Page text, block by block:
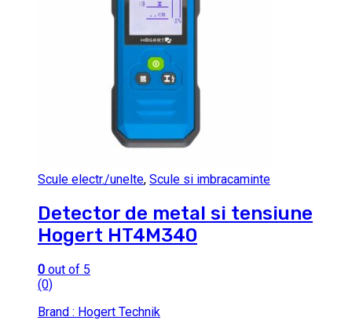
Scule electr./unelte, Scule si imbracaminte
Detector de metal si tensiune
Hogert HT4M340
0 out of 5
(0)
Brand : Hogert Technik